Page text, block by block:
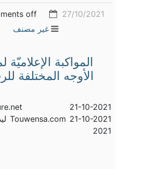
27/10/2021
off
غير مصنف
المواكبة
الأوجه المختلفة
21-10-2021
2021